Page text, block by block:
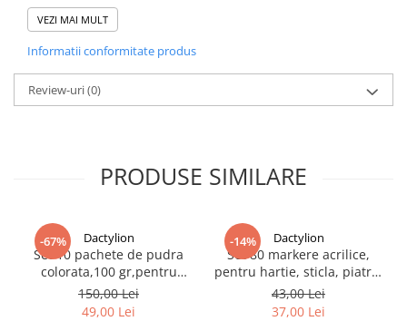
distractia intr-un mod original si interactiv. Acest joc de strategie
magnetic cu 40 de pietre magnetice este conceput pentru a oferi
ore intregi de divertisment atat copiilor, cat si adultilor, fiind ideal
pentru activitati in familie, seri de jocuri, petreceri sau momente
de relaxare alaturi de prieteni.
VEZI MAI MULT
Informatii conformitate produs
Review-uri(0)
PRODUSE SIMILARE
-67% Dactylion
Set 10 pachete de pudra
colorata,100 gr,pentru
copii,non toxica,cantitate
pachet 1kg - Multicolor
150,00 Lei
49,00 Lei
-14% Dactylion
Set 80 markere acrilice,
pentru hartie, sticla, piatra,
lemn, panza, textile, uscare
rapida, multicolor
43,00 Lei
37,00 Lei